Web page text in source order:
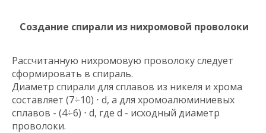
Создание спирали из нихромовой проволоки
Рассчитанную нихромовую проволоку следует
сформировать в спираль.
Диаметр спирали для сплавов из никеля и хрома
составляет (7÷10) ⋅ d, а для хромоалюминиевых
сплавов - (4÷6) ⋅ d, где d - исходный диаметр
проволоки.